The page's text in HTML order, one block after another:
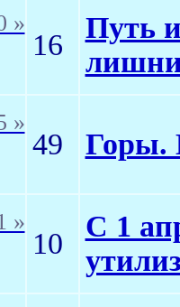
»
16
Путь
»
49 Горы.
»
10
С 1